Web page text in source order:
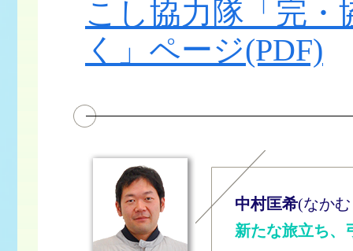
こし協力隊「完
く」ページ(PDF)
中村匡希(なか
新たな旅立ち、